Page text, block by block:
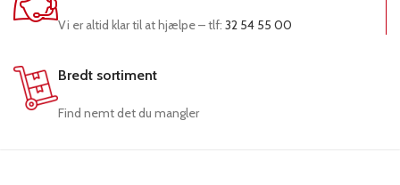
Vi er altid klar til at hjælpe – tlf: 32 54 55 00
Bredt sortiment
Find nemt det du mangler